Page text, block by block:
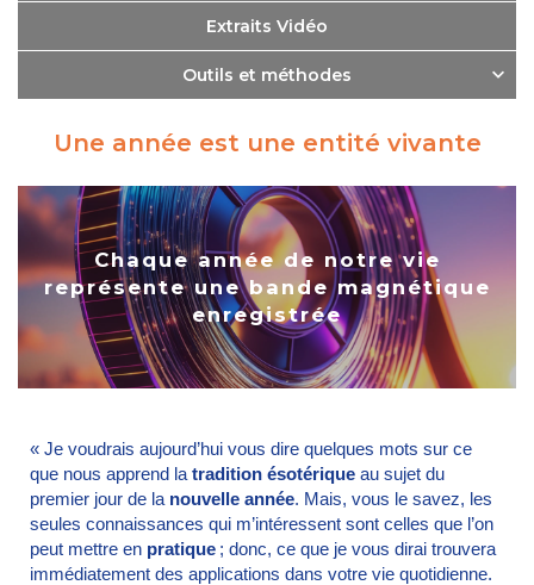
Extraits Vidéo
Outils et méthodes
Une année est une entité vivante
Chaque année de notre vie
représente une bande magnétique
enregistrée
« Je voudrais aujourd’hui vous dire quelques mots sur ce
que nous apprend la tradition ésotérique au sujet du
premier jour de la nouvelle année. Mais, vous le savez, les
seules connaissances qui m’intéressent sont celles que l’on
peut mettre en pratique ; donc, ce que je vous dirai trouvera
immédiatement des applications dans votre vie quotidienne.